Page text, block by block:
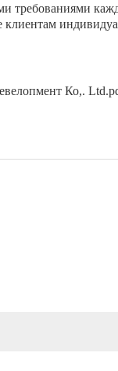
требованиями
клиентам
Ко,.